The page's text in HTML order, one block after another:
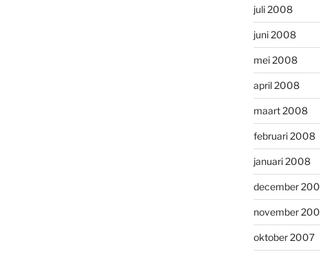
juli 2008
juni 2008
mei 2008
april 2008
maart 2008
februari 2008
januari 2008
december
november
oktober 2007